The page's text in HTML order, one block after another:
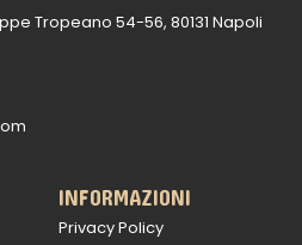
Tropeano 54-56, 80131 Napoli
INFORMAZIONI
Privacy Policy